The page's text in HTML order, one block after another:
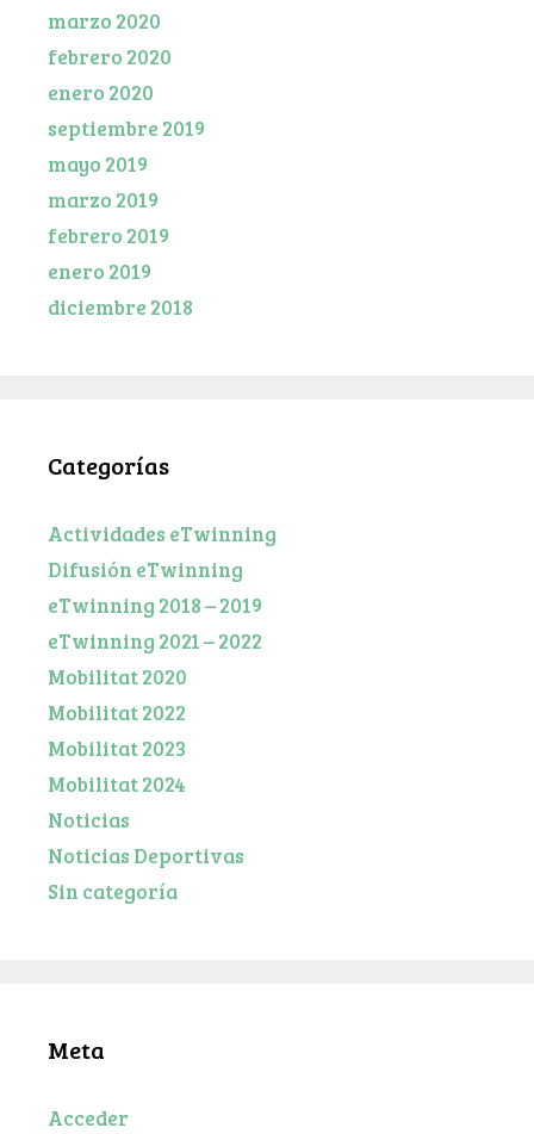
marzo 2020
febrero 2020
enero 2020
septiembre 2019
mayo 2019
marzo 2019
febrero 2019
enero 2019
diciembre 2018
Categorías
Actividades eTwinning
Difusión eTwinning
eTwinning 2018 – 2019
eTwinning 2021 – 2022
Mobilitat 2020
Mobilitat 2022
Mobilitat 2023
Mobilitat 2024
Noticias
Noticias Deportivas
Sin categoría
Meta
Acceder